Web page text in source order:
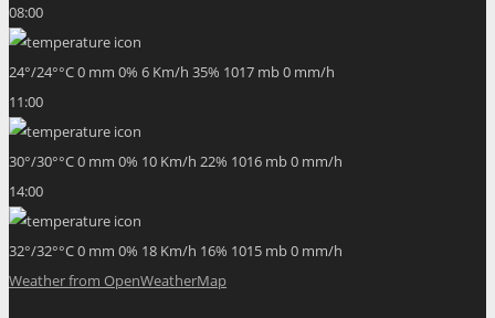
08:00
24°/24°°C0 mm 0% 6 Km/h 35% 1017 mb0 mm/h
11:00
30°/30°°C0 mm 0% 10 Km/h 22% 1016 mb0 mm/h
14:00
32°/32°°C0 mm 0% 18 Km/h 16% 1015 mb0 mm/h
Weather from OpenWeatherMap